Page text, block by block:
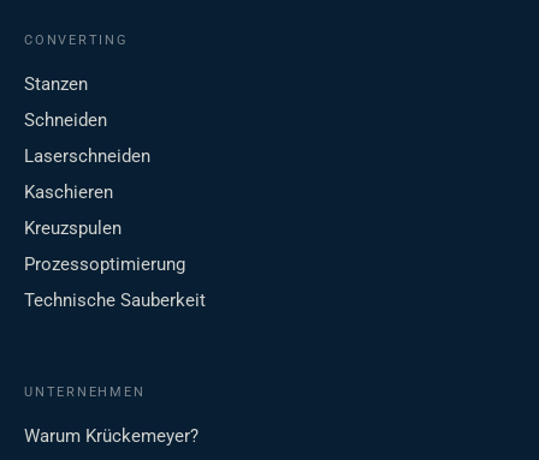
CONVERTING
Stanzen
Schneiden
Laserschneiden
Kaschieren
Kreuzspulen
Prozessoptimierung
Technische Sauberkeit
UNTERNEHMEN
Warum Krückemeyer?